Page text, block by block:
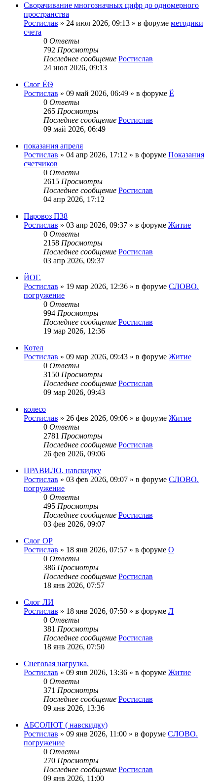
Сворачивание многозначных цифр до одномерного
пространства
Ростислав » 24 июл 2026, 09:13 » в форуме методики
счета
0 Ответы
792 Просмотры
Последнее сообщение Ростислав
24 июл 2026, 09:13
Слог ЁѲ
Ростислав » 09 май 2026, 06:49 » в форуме Ё
0 Ответы
265 Просмотры
Последнее сообщение Ростислав
09 май 2026, 06:49
показания апреля
Ростислав » 04 апр 2026, 17:12 » в форуме Показания
счетчиков
0 Ответы
2615 Просмотры
Последнее сообщение Ростислав
04 апр 2026, 17:12
Паровоз П38
Ростислав » 03 апр 2026, 09:37 » в форуме Житие
0 Ответы
2158 Просмотры
Последнее сообщение Ростислав
03 апр 2026, 09:37
ЙОГ.
Ростислав » 19 мар 2026, 12:36 » в форуме СЛОВО.
погружение
0 Ответы
994 Просмотры
Последнее сообщение Ростислав
19 мар 2026, 12:36
Котел
Ростислав » 09 мар 2026, 09:43 » в форуме Житие
0 Ответы
3150 Просмотры
Последнее сообщение Ростислав
09 мар 2026, 09:43
колесо
Ростислав » 26 фев 2026, 09:06 » в форуме Житие
0 Ответы
2781 Просмотры
Последнее сообщение Ростислав
26 фев 2026, 09:06
ПРАВИЛО. навскидку
Ростислав » 03 фев 2026, 09:07 » в форуме СЛОВО.
погружение
0 Ответы
495 Просмотры
Последнее сообщение Ростислав
03 фев 2026, 09:07
Слог ОР
Ростислав » 18 янв 2026, 07:57 » в форуме О
0 Ответы
386 Просмотры
Последнее сообщение Ростислав
18 янв 2026, 07:57
Слог ЛИ
Ростислав » 18 янв 2026, 07:50 » в форуме Л
0 Ответы
381 Просмотры
Последнее сообщение Ростислав
18 янв 2026, 07:50
Снеговая нагрузка.
Ростислав » 09 янв 2026, 13:36 » в форуме Житие
0 Ответы
371 Просмотры
Последнее сообщение Ростислав
09 янв 2026, 13:36
АБСОЛЮТ ( навскидку)
Ростислав » 09 янв 2026, 11:00 » в форуме СЛОВО.
погружение
0 Ответы
270 Просмотры
Последнее сообщение Ростислав
09 янв 2026, 11:00